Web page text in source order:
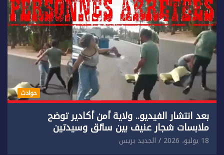
حوادث
بعد انتشار الفيديو.. ولاية أمن أكادير توضح
ملابسات شجار عنيف بين سائق وسيدتين
18 يوليو، 2026 الجديد بريس